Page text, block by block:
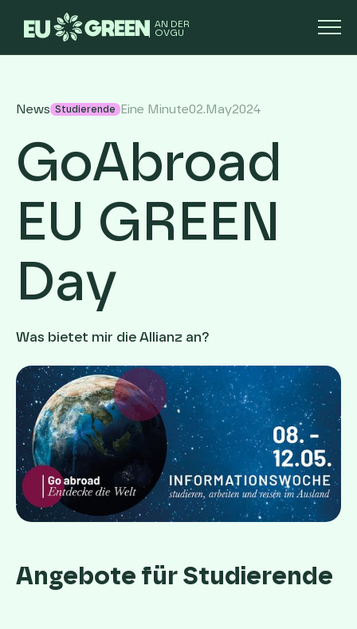
AN DER
OVGU
News Studierende Eine Minute02. May2024
GoAbroad
EU GREEN
Day
Was bietet mir die Allianz an?
Angebote für Studierende